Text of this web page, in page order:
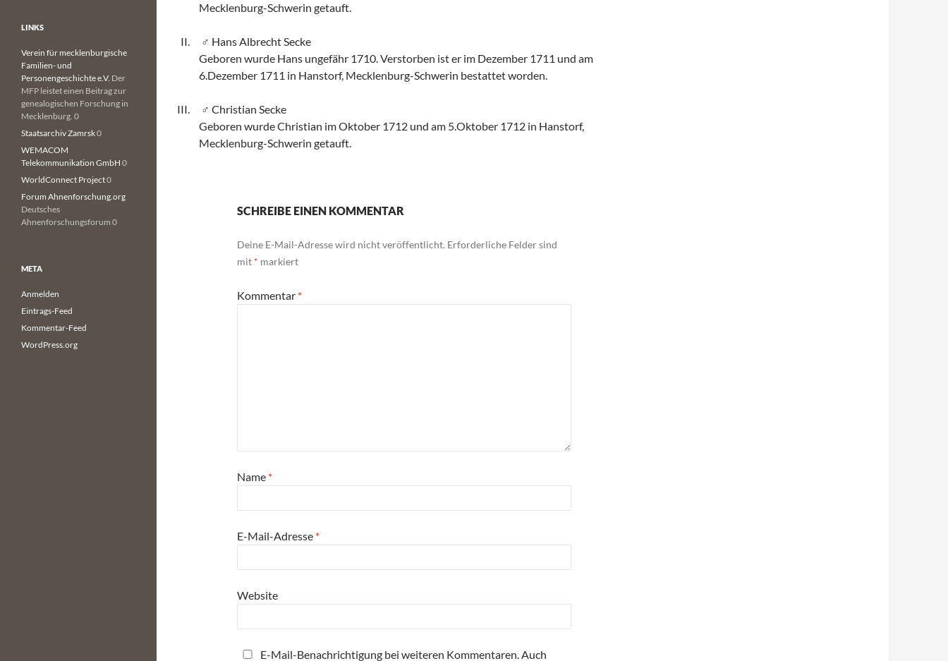
Mecklenburg-Schwerin getauft.
Hans Albrecht Secke
Geboren wurde Hans ungefähr 1710. Verstorben ist er im Dezember 1711 und am
6.Dezember 1711 in Hanstorf, Mecklenburg-Schwerin bestattet worden.
Christian Secke
Geboren wurde Christian im Oktober 1712 und am 5.Oktober 1712 in Hanstorf,
Mecklenburg-Schwerin getauft.
SCHREIBE EINEN KOMMENTAR
Deine E-Mail-Adresse wird nicht veröffentlicht. Erforderliche Felder sind
mit * markiert
Kommentar *
Name *
E-Mail-Adresse *
Website
E-Mail-Benachrichtigung bei weiteren Kommentaren. Auch
LINKS
Verein für mecklenburgische
Familien- und
Personengeschichte e.V. Der
MFP leistet einen Beitrag zur
genealogischen Forschung in
Mecklenburg. 0
Staatsarchiv Zamrsk0
WEMACOM
Telekommunikation GmbH 0
WorldConnect Project0
Forum Ahnenforschung.org
Deutsches
Ahnenforschungsforum 0
META
Anmelden
Eintrags-Feed
Kommentar-Feed
WordPress.org